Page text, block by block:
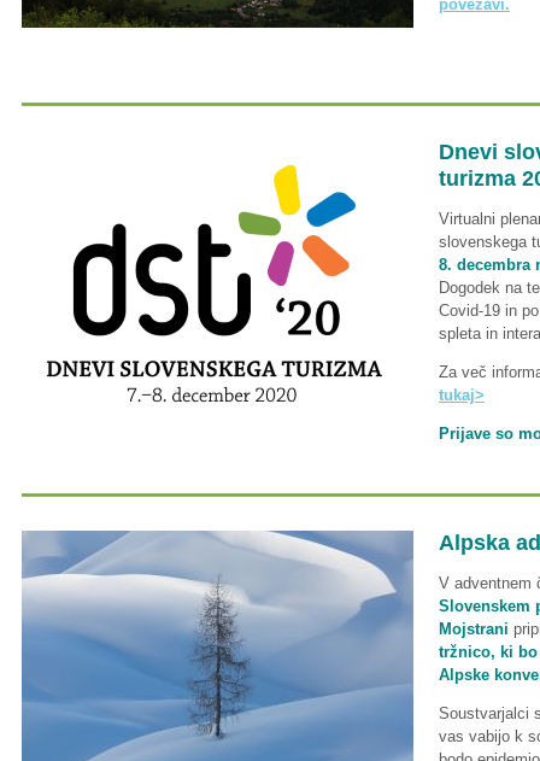
povezavi.
Dnevi
turizma
Virtualni
slovenskega
8. decembra
Dogodek na
Covid-19 in
spleta in
Za več
tukaj>
Prijave so
Alpska
V adventnem
Slovenskem
Mojstrani
tržnico, ki
Alpske
Soustvarjalci
vas vabijo k